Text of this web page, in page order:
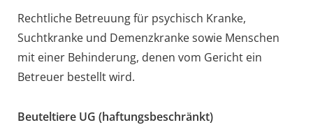
Rechtliche Betreuung für psychisch Kranke,
Suchtkranke und Demenzkranke sowie Menschen
mit einer Behinderung, denen vom Gericht ein
Betreuer bestellt wird.
Beuteltiere UG (haftungsbeschränkt)